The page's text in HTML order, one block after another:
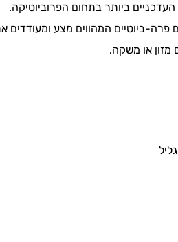
ביותר בתחום הפרוביוטיקה.
או משקה.